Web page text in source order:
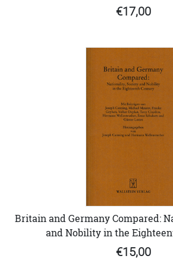
€17,00
Britain and Germany Compared:
and Nobility in the
€15,00